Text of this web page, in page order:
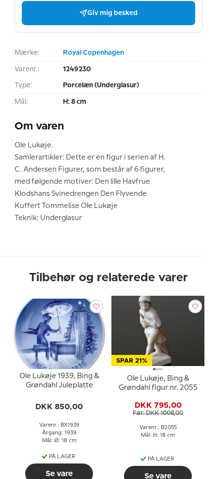
Giv mig besked
Mærke: Royal Copenhagen
Varenr.: 1249230
Type: Porcelæn (Underglasur)
Mål: H: 8 cm
Om varen
Ole Lukøje.
Samlerartikler: Dette er en figur i serien af H.
C. Andersen Figurer, som består af 6 figurer,
med følgende motiver: Den lille Havfrue
Klodshans Svinedrengen Den Flyvende
Kuffert Tommelise Ole Lukøje
Teknik: Underglasur
Tilbehør og relaterede varer
Ole Lukøje 1939, Bing &
Grøndahl Juleplatte
DKK 850,00
Varenr.: BX1939
Årgang: 1939
Mål: Ø: 18 cm
PÅ LAGER
Se vare
SPAR 21%
Ole Lukøje, Bing &
Grøndahl figur nr. 2055
DKK 795,00
Før: DKK 1008,00
Varenr.: B2055
Mål: H: 18 cm
PÅ LAGER
Se vare